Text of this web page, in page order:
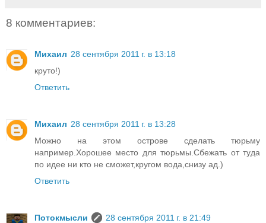
8 комментариев:
Михаил 28 сентября 2011 г. в 13:18
круто!)
Ответить
Михаил 28 сентября 2011 г. в 13:28
Можно на этом острове сделать тюрьму
например.Хорошее место для тюрьмы.Сбежать от туда
по идее ни кто не сможет,кругом вода,снизу ад.)
Ответить
Потокмысли
28 сентября 2011 г. в 21:49